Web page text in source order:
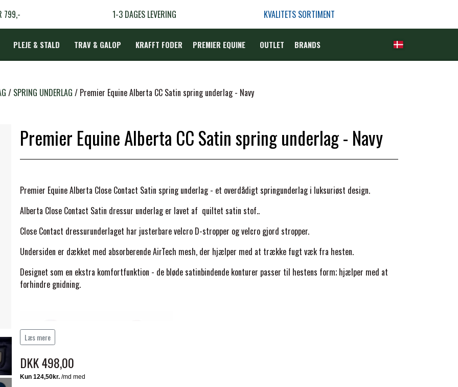
799,- 1-3 DAGES LEVERING KVALITETS SORTIMENT
PLEJE & STALD TRAV & GALOP KRAFFT FODER PREMIER EQUINE OUTLET BRANDS
SPRING UNDERLAG Premier Equine Alberta CC Satin spring underlag - Navy
Premier Equine Alberta CC Satin spring underlag - Navy
Premier Equine Alberta Close Contact Satin spring underlag - et overdådigt springunderlag i luksuriøst design.
Alberta Close Contact Satin dressur underlag er lavet af quiltet satin stof..
Close Contact dressurunderlaget har justerbare velcro D-stropper og velcro gjord stropper.
Undersiden er dækket med absorberende AirTech mesh, der hjælper med at trække fugt væk fra hesten.
Designet som en ekstra komfortfunktion - de bløde satinbindende konturer passer til hestens form; hjælper med at
forhindre gnidning.
Læs mere
DKK 498,00